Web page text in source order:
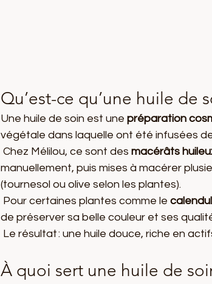
Qu’est-ce qu’une huile de
Une huile de soin est une préparation
végétale dans laquelle ont été infusées
Chez Mélilou, ce sont des macérâts
manuellement, puis mises à macérer
(tournesol ou olive selon les plantes).
Pour certaines plantes comme le
de préserver sa belle couleur et ses
Le résultat : une huile douce, riche en
À quoi sert une huile de